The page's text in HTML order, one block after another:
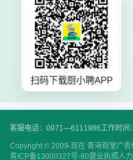
扫码下载厨小聘APP
客服电话：0971—6111986工作时间
Copyright © 2009-现在 青海观堂广告
青ICP备13000327号-80营业执照人